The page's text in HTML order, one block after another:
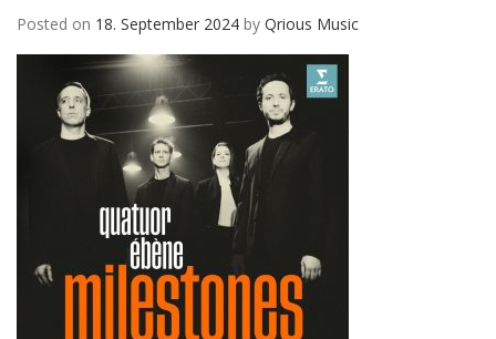
Posted on 18. September 2024 by Qrious Music